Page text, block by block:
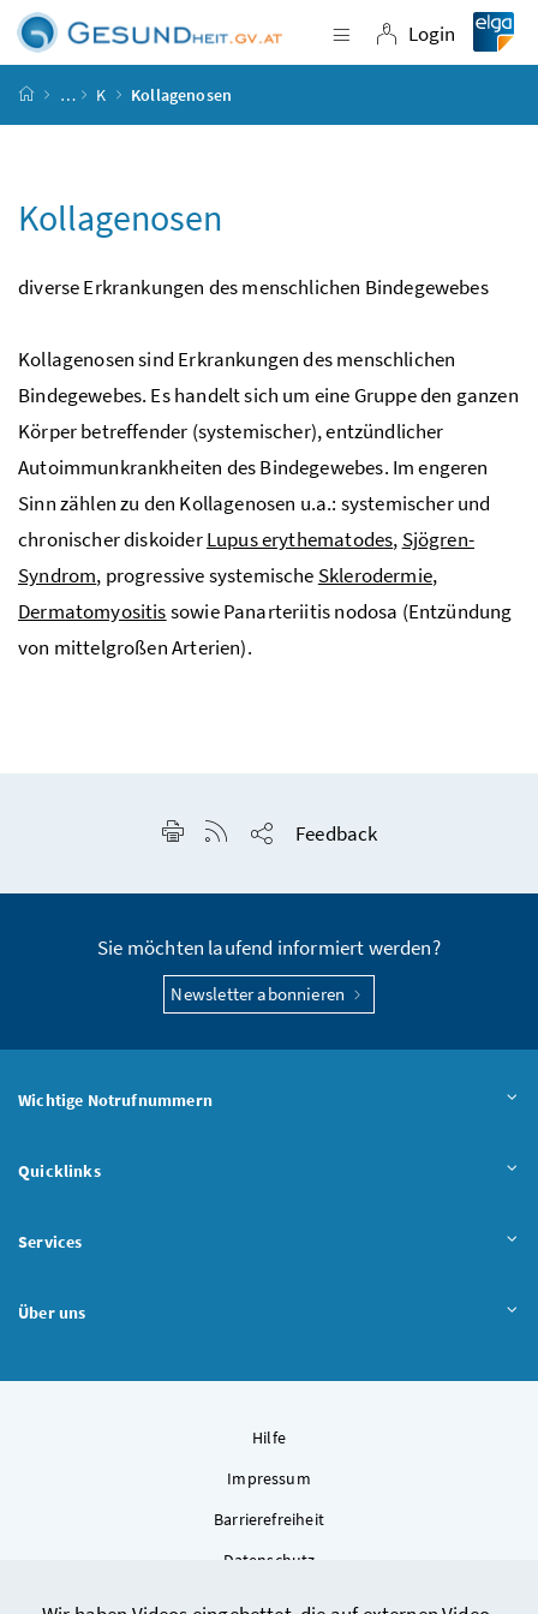
Zum Inhalt
Zum Hauptmenü
Zum Untermenü
Zur Suche
Navigation
Login
Login
Startseite
… K Kollagenosen
Kollagenosen
diverse Erkrankungen des menschlichen Bindegewebes
Kollagenosen sind Erkrankungen des menschlichen
Bindegewebes. Es handelt sich um eine Gruppe den ganzen
Körper betreffender (systemischer), entzündlicher
Autoimmunkrankheiten des Bindegewebes. Im engeren
Sinn zählen zu den Kollagenosen u.a.: systemischer und
chronischer diskoiderLupus erythematodes, Sjögren-
Syndrom, progressive systemische Sklerodermie,
Dermatomyositissowie Panarteriitis nodosa (Entzündung
von mittelgroßen Arterien).
Seite drucken
RSS-Feed anzeigen
Feedback
Sie möchten laufend informiert werden?
Newsletter abonnieren
Wichtige Notrufnummern
Quicklinks
Services
Über uns
Hilfe
Impressum
Barrierefreiheit
Datenschutz